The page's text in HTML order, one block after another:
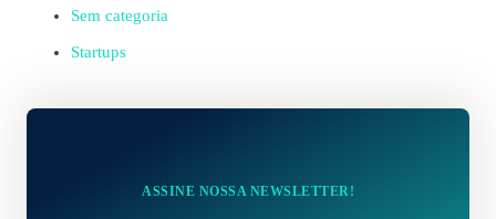
Sem categoria
Startups
ASSINE NOSSA NEWSLETTER!